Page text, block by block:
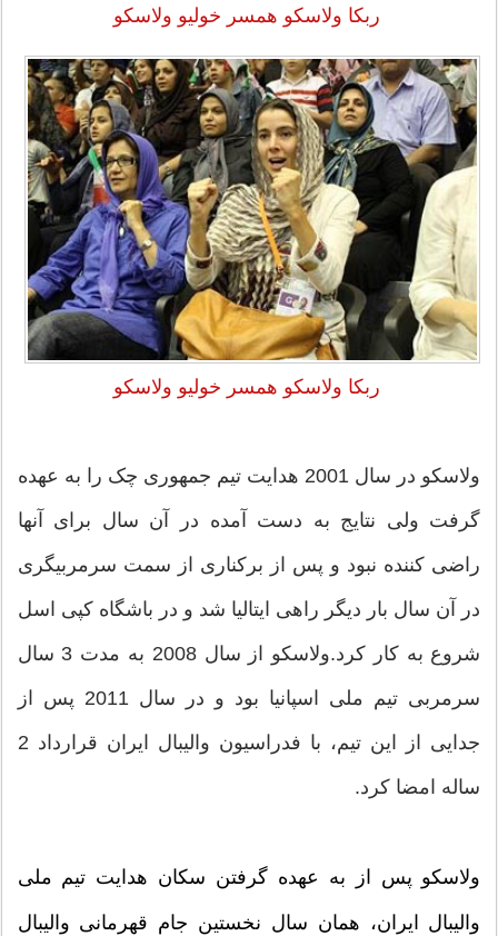
ربکا ولاسکو همسر خولیو ولاسکو
ربکا ولاسکو همسر خولیو ولاسکو
ولاسکو در سال 2001 هدایت تیم جمهوری چک را به عهده
گرفت ولی نتایج به دست آمده در آن سال برای آنها
راضی کننده نبود و پس از برکناری از سمت سرمربیگری
در آن سال بار دیگر راهی ایتالیا شد و در باشگاه کپی اسل
شروع به کار کرد.ولاسکو از سال 2008 به مدت 3 سال
سرمربی تیم ملی اسپانیا بود و در سال 2011 پس از
جدایی از این تیم، با فدراسیون والیبال ایران قرارداد 2
ساله امضا کرد.
ولاسکو پس از به عهده گرفتن سکان هدایت تیم ملی
والیبال ایران، همان سال نخستین جام قهرمانی والیبال